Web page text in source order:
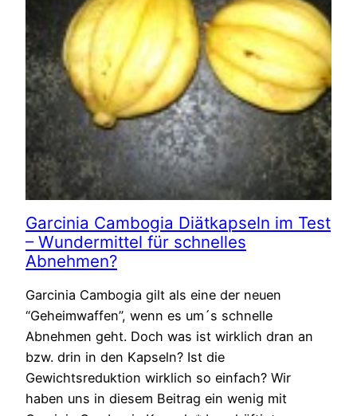
Garcinia Cambogia Diätkapseln im Test
– Wundermittel für schnelles
Abnehmen?
Garcinia Cambogia gilt als eine der neuen
“Geheimwaffen”, wenn es um´s schnelle
Abnehmen geht. Doch was ist wirklich dran an
bzw. drin in den Kapseln? Ist die
Gewichtsreduktion wirklich so einfach? Wir
haben uns in diesem Beitrag ein wenig mit